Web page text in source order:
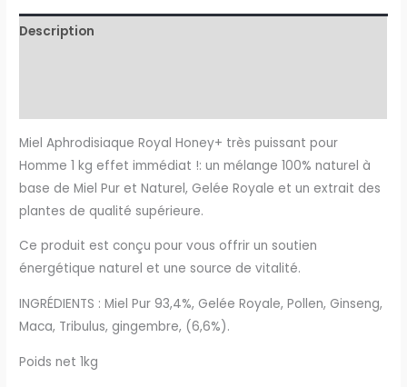
Miel
Aphrodisiaque
Description
Miel Aphrodisiaque Royal Honey+ très puissant pour
Homme 1 kg effet immédiat !: un mélange 100% naturel à
base de Miel Pur et Naturel, Gelée Royale et un extrait des
plantes de qualité supérieure.
Ce produit est conçu pour vous offrir un soutien
énergétique naturel et une source de vitalité.
INGRÉDIENTS : Miel Pur 93,4%, Gelée Royale, Pollen, Ginseng,
Maca, Tribulus, gingembre, (6,6%).
Poids net 1kg